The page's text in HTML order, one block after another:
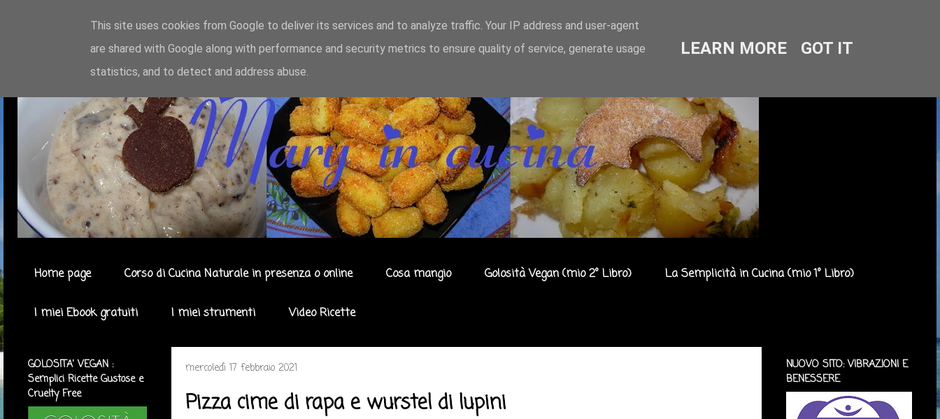
Home page Corso di Cucina Naturale in presenza o online Cosa mangio Golosità Vegan (mio 2° Libro) La Semplicità in Cucina (mio 1° Libro)
I miei Ebook gratuiti I miei strumenti Video Ricette
mercoledì 17 febbraio 2021
Pizza cime di rapa e wurstel di lupini
GOLOSITA' VEGAN :
Semplici Ricette Gustose e
Cruelty Free
NUOVO SITO: VIBRAZIONI E
BENESSERE
This site uses cookies from Google to deliver its services and to analyze traffic. Your IP address and user-agent
are shared with Google along with performance and security metrics to ensure quality of service, generate usage
statistics, and to detect and address abuse.
LEARN MORE GOT IT